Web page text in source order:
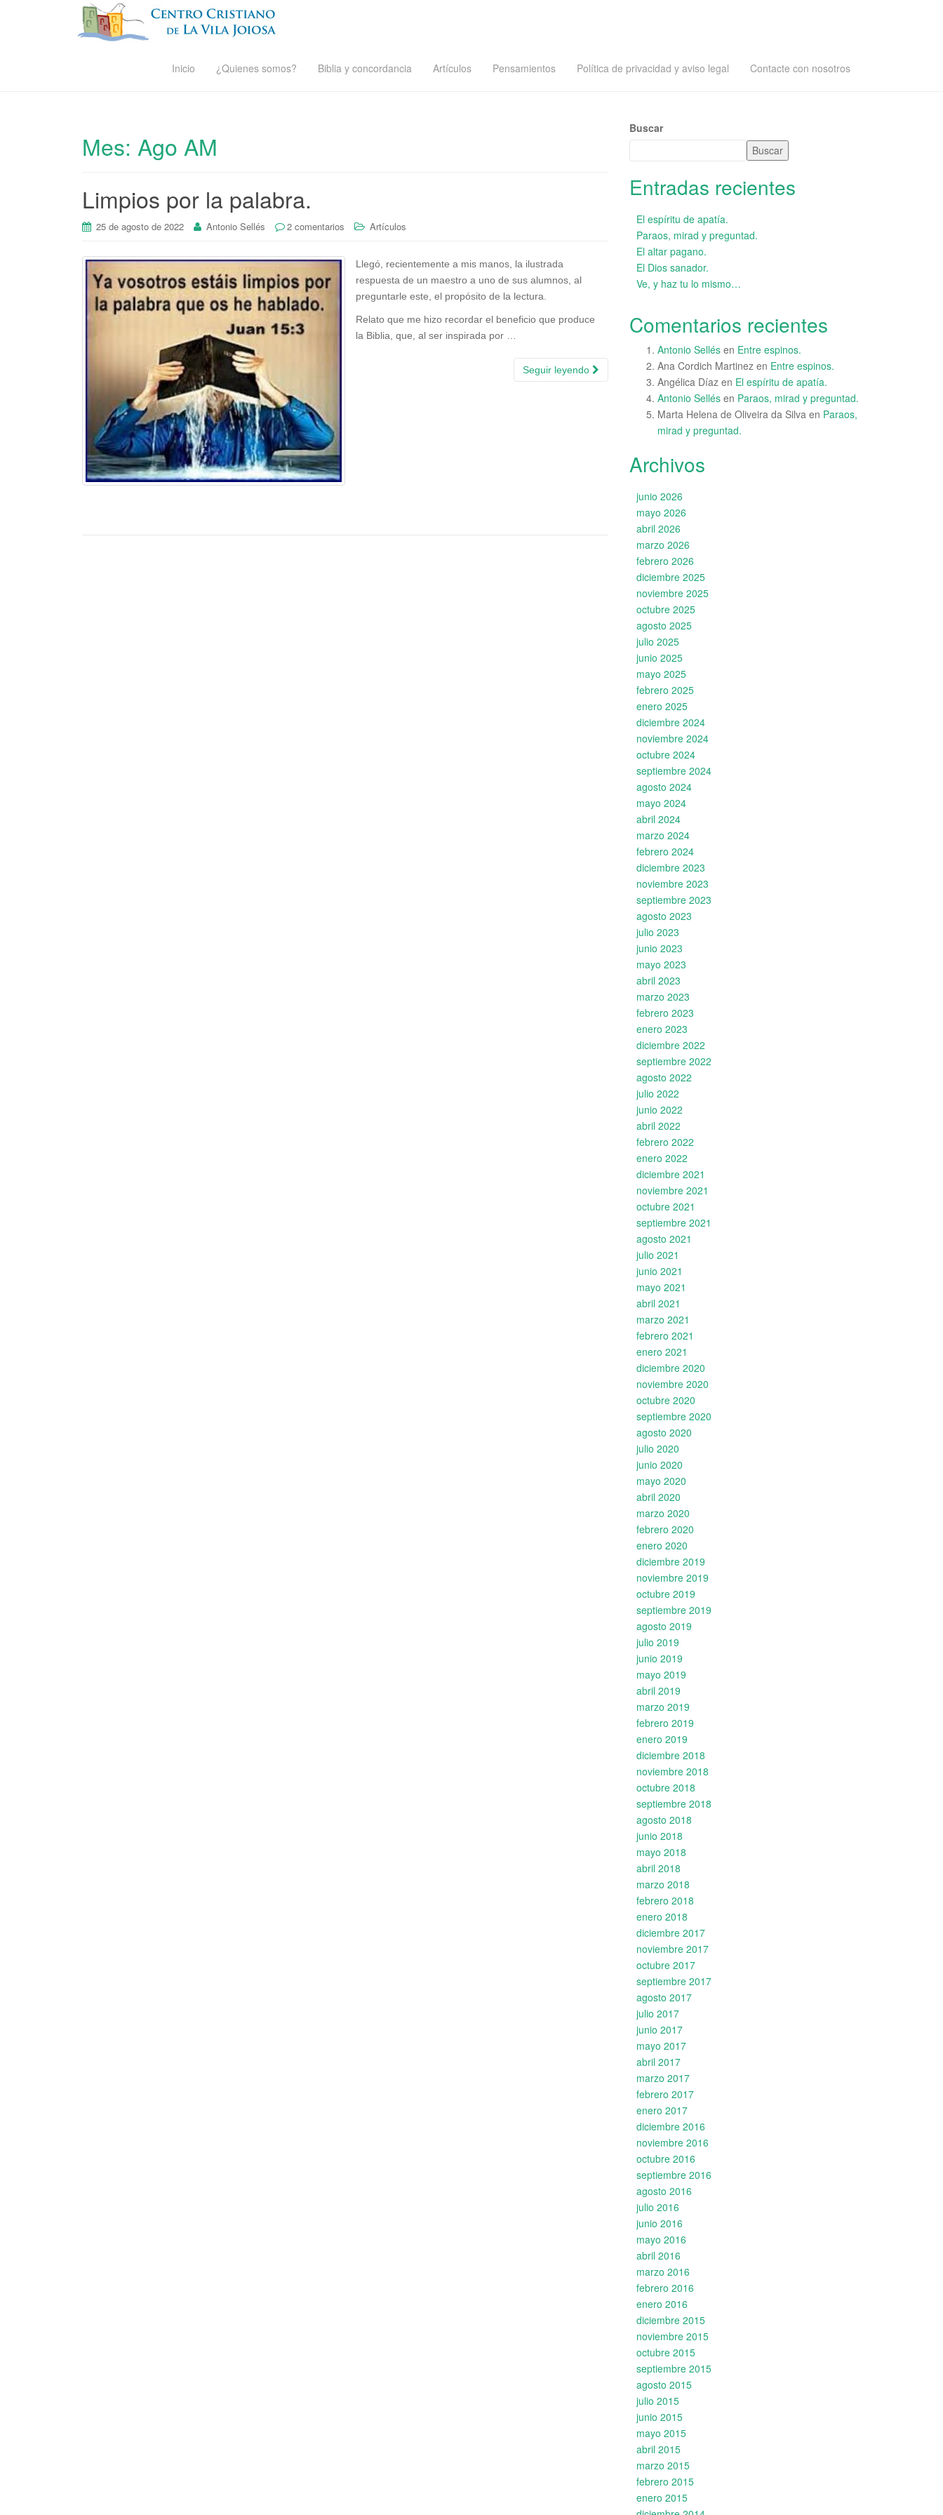
Inicio ¿Quienes somos? Biblia y concordancia Artículos Pensamientos Política de privacidad y aviso legal Contacte con nosotros
Mes: Ago AM
Limpios por la palabra.
25 de agosto de 2022 Antonio Sellés 2 comentarios Artículos
Llegó, recientemente a mis manos, la ilustrada
respuesta de un maestro a uno de sus alumnos, al
preguntarle este, el propósito de la lectura.
Relato que me hizo recordar el beneficio que produce
la Biblia, que, al ser inspirada por …
Seguir leyendo
Buscar
Buscar
Entradas recientes
El espíritu de apatía.
Paraos, mirad y preguntad.
El altar pagano.
El Dios sanador.
Ve, y haz tu lo mismo…
Comentarios recientes
Antonio Sellés en Entre espinos.
Ana Cordich Martinez en Entre espinos.
Angélica Díaz en El espíritu de apatía.
Antonio Sellés en Paraos, mirad y preguntad.
Marta Helena de Oliveira da Silva en Paraos,
mirad y preguntad.
Archivos
junio 2026
mayo 2026
abril 2026
marzo 2026
febrero 2026
diciembre 2025
noviembre 2025
octubre 2025
agosto 2025
julio 2025
junio 2025
mayo 2025
febrero 2025
enero 2025
diciembre 2024
noviembre 2024
octubre 2024
septiembre 2024
agosto 2024
mayo 2024
abril 2024
marzo 2024
febrero 2024
diciembre 2023
noviembre 2023
septiembre 2023
agosto 2023
julio 2023
junio 2023
mayo 2023
abril 2023
marzo 2023
febrero 2023
enero 2023
diciembre 2022
septiembre 2022
agosto 2022
julio 2022
junio 2022
abril 2022
febrero 2022
enero 2022
diciembre 2021
noviembre 2021
octubre 2021
septiembre 2021
agosto 2021
julio 2021
junio 2021
mayo 2021
abril 2021
marzo 2021
febrero 2021
enero 2021
diciembre 2020
noviembre 2020
octubre 2020
septiembre 2020
agosto 2020
julio 2020
junio 2020
mayo 2020
abril 2020
marzo 2020
febrero 2020
enero 2020
diciembre 2019
noviembre 2019
octubre 2019
septiembre 2019
agosto 2019
julio 2019
junio 2019
mayo 2019
abril 2019
marzo 2019
febrero 2019
enero 2019
diciembre 2018
noviembre 2018
octubre 2018
septiembre 2018
agosto 2018
junio 2018
mayo 2018
abril 2018
marzo 2018
febrero 2018
enero 2018
diciembre 2017
noviembre 2017
octubre 2017
septiembre 2017
agosto 2017
julio 2017
junio 2017
mayo 2017
abril 2017
marzo 2017
febrero 2017
enero 2017
diciembre 2016
noviembre 2016
octubre 2016
septiembre 2016
agosto 2016
julio 2016
junio 2016
mayo 2016
abril 2016
marzo 2016
febrero 2016
enero 2016
diciembre 2015
noviembre 2015
octubre 2015
septiembre 2015
agosto 2015
julio 2015
junio 2015
mayo 2015
abril 2015
marzo 2015
febrero 2015
enero 2015